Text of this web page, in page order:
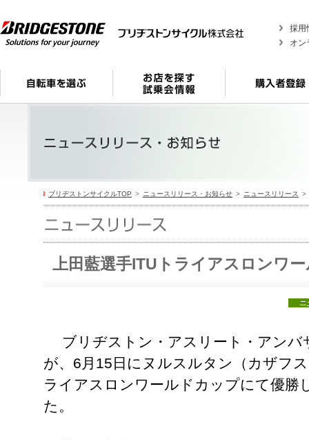
採用
オン
ブリヂストンサイクルTOP ニュースリリース・お知らせ ニュースリリース
上田藍選手ITUトライアスロンワ
ブリヂストン・アスリート・アンバ
が、6月15日にヌルスルタン（カザフ
ライアスロンワールドカップにて優勝
た。